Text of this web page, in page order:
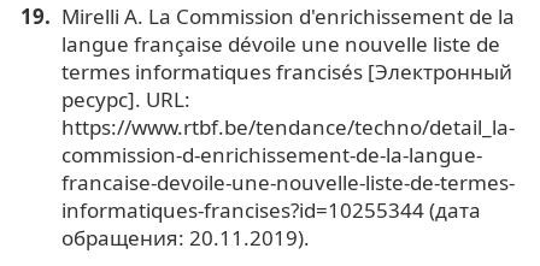
Mirelli А. La Commission d'enrichissement de la
langue française dévoile une nouvelle liste de
termes informatiques francisés [Электронный
ресурс]. URL:
https://www.rtbf.be/tendance/techno/detail_la-
commission-d-enrichissement-de-la-langue-
francaise-devoile-une-nouvelle-liste-de-termes-
informatiques-francises?id=10255344 (дата
обращения: 20.11.2019).